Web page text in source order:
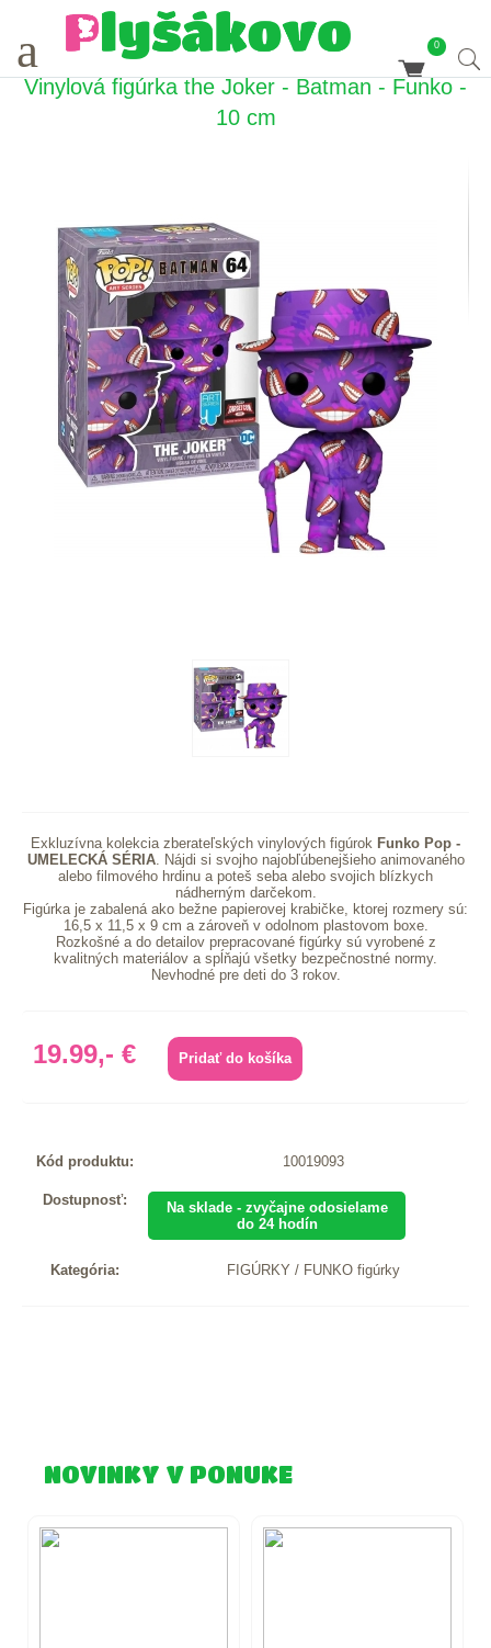
a 0
Vinylová figúrka the Joker - Batman - Funko -
10 cm
Exkluzívna kolekcia zberateľských vinylových figúrok Funko Pop -
UMELECKÁ SÉRIA. Nájdi si svojho najobľúbenejšieho animovaného
alebo filmového hrdinu a poteš seba alebo svojich blízkych
nádherným darčekom.
Figúrka je zabalená ako bežne papierovej krabičke, ktorej rozmery sú:
16,5 x 11,5 x 9 cm a zároveň v odolnom plastovom boxe.
Rozkošné a do detailov prepracované figúrky sú vyrobené z
kvalitných materiálov a spĺňajú všetky bezpečnostné normy.
Nevhodné pre deti do 3 rokov.
19.99,- €
Kód produktu: 10019093
Dostupnosť:
Na sklade - zvyčajne odosielame
do 24 hodín
Kategória: FIGÚRKY / FUNKO figúrky
NOVINKY V PONUKE